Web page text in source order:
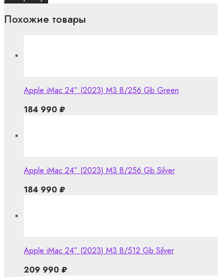
Похожие товары
Apple iMac 24” (2023) M3 8/256 Gb Green
184 990 ₽
Apple iMac 24” (2023) M3 8/256 Gb Silver
184 990 ₽
Apple iMac 24” (2023) M3 8/512 Gb Silver
209 990 ₽